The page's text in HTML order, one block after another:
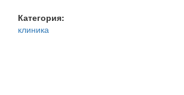
Категория:
клиника